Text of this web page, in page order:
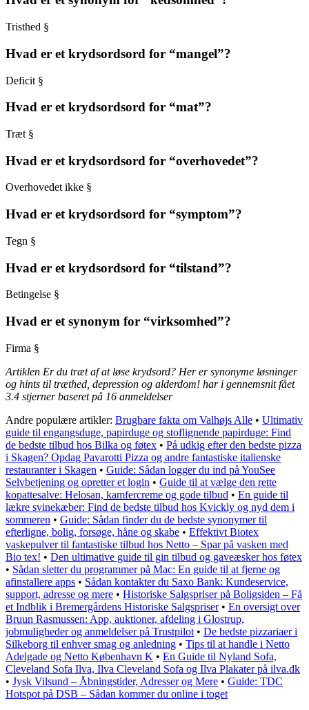
Tristhed §
Hvad er et krydsordsord for “mangel”?
Deficit §
Hvad er et krydsordsord for “mat”?
Træt §
Hvad er et krydsordsord for “overhovedet”?
Overhovedet ikke §
Hvad er et krydsordsord for “symptom”?
Tegn §
Hvad er et krydsordsord for “tilstand”?
Betingelse §
Hvad er et synonym for “virksomhed”?
Firma §
Artiklen Er du træt af at løse krydsord? Her er synonyme løsninger
og hints til træthed, depression og alderdom! har i gennemsnit fået
3.4 stjerner baseret på 16 anmeldelser
Andre populære artikler: Brugbare fakta om Valhøjs Alle • Ultimativ
guide til engangsduge, papirduge og stoflignende papirduge: Find
de bedste tilbud hos Bilka og føtex • På udkig efter den bedste pizza
i Skagen? Opdag Pavarotti Pizza og andre fantastiske italienske
restauranter i Skagen • Guide: Sådan logger du ind på YouSee
Selvbetjening og opretter et login • Guide til at vælge den rette
kopattesalve: Helosan, kamfercreme og gode tilbud • En guide til
lækre svinekæber: Find de bedste tilbud hos Kvickly og nyd dem i
sommeren • Guide: Sådan finder du de bedste synonymer til
efterligne, bolig, forsøge, håne og skabe • Effektivt Biotex
vaskepulver til fantastiske tilbud hos Netto – Spar på vasken med
Bio tex! • Den ultimative guide til gin tilbud og gaveæsker hos føtex
• Sådan sletter du programmer på Mac: En guide til at fjerne og
afinstallere apps • Sådan kontakter du Saxo Bank: Kundeservice,
support, adresse og mere • Historiske Salgspriser på Boligsiden – Få
et Indblik i Bremergårdens Historiske Salgspriser• En oversigt over
Bruun Rasmussen: App, auktioner, afdeling i Glostrup,
jobmuligheder og anmeldelser på Trustpilot • De bedste pizzariaer i
Silkeborg til enhver smag og anledning • Tips til at handle i Netto
Adelgade og Netto København K • En Guide til Nyland Sofa,
Cleveland Sofa Ilva, Ilva Cleveland Sofa og Ilva Plakater på ilva.dk
• Jysk Vilsund – Åbningstider, Adresser og Mere • Guide: TDC
Hotspot på DSB – Sådan kommer du online i toget